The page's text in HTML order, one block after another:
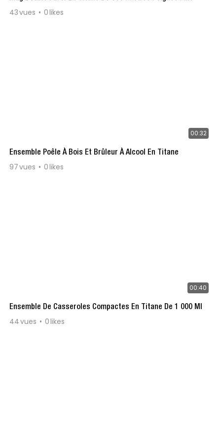
43vues 0likes
00:32
Ensemble Poêle À Bois Et Brûleur À Alcool En Titane
97vues 0likes
00:40
Ensemble De Casseroles Compactes En Titane De 1 000 Ml
44vues 0likes